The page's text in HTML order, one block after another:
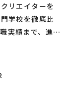
リエイターを
学校を徹底比
実績まで、進路